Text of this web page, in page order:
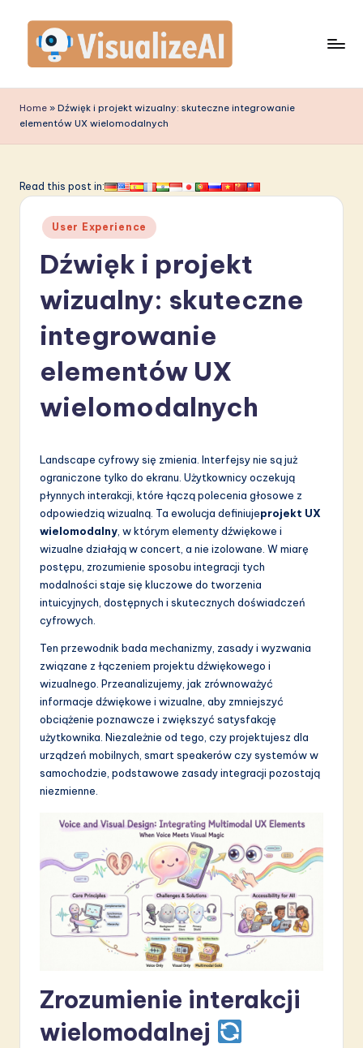
content
is
u
li
A
L
in
A
&
S
o
w
Home » Dźwięk i projekt wizualny: skuteczne integrowanie
elementów UX wielomodalnych
Read this post in:
Posted
in
User Experience
Dźwięk i projekt
wizualny: skuteczne
integrowanie
elementów UX
wielomodalnych
Landscape cyfrowy się zmienia. Interfejsy nie są już
ograniczone tylko do ekranu. Użytkownicy oczekują
płynnych interakcji, które łączą polecenia głosowe z
odpowiedzią wizualną. Ta ewolucja definiujeprojekt UX
wielomodalny , w którym elementy dźwiękowe i
wizualne działają w concert, a nie izolowane. W miarę
postępu, zrozumienie sposobu integracji tych
modalności staje się kluczowe do tworzenia
intuicyjnych, dostępnych i skutecznych doświadczeń
cyfrowych.
Ten przewodnik bada mechanizmy, zasady i wyzwania
związane z łączeniem projektu dźwiękowego i
wizualnego. Przeanalizujemy, jak zrównoważyć
informacje dźwiękowe i wizualne, aby zmniejszyć
obciążenie poznawcze i zwiększyć satysfakcję
użytkownika. Niezależnie od tego, czy projektujesz dla
urządzeń mobilnych, smart speakerów czy systemów w
samochodzie, podstawowe zasady integracji pozostają
niezmienne.
Zrozumienie interakcji
wielomodalnej